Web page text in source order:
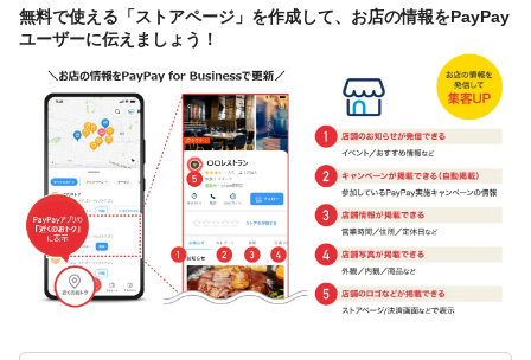
無料で使える「ストアページ」を作成して、お店の情報をPayPay
ユーザーに伝えましょう！